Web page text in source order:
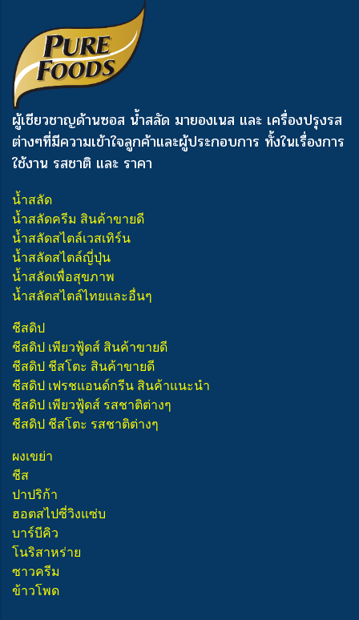
ผู้เชียวชาญด้านซอส น้ำสลัด มายองเนส และ เครื่องปรุงรส
ต่างๆที่มีความเข้าใจลูกค้าและผู้ประกอบการ ทั้งในเรื่องการ
ใช้งาน รสชาติ และ ราคา
น้ำสลัด
น้ำสลัดครีม สินค้าขายดี
น้ำสลัดสไตล์เวสเทิร์น
น้ำสลัดสไตล์ญี่ปุ่น
น้ำสลัดเพื่อสุขภาพ
น้ำสลัดสไตล์ไทยและอื่นๆ
ชีสดิป
ชีสดิป เพียวฟู้ดส์ สินค้าขายดี
ชีสดิป ชีสโตะ สินค้าขายดี
ชีสดิป เฟรชแอนด์กรีน สินค้าแนะนำ
ชีสดิป เพียวฟู้ดส์ รสชาติต่างๆ
ชีสดิป ชีสโตะ รสชาติต่างๆ
ผงเขย่า
ชีส
ปาปริก้า
ฮอตสไปซี่วิงแซ่บ
บาร์บีคิว
โนริสาหร่าย
ซาวครีม
ข้าวโพด